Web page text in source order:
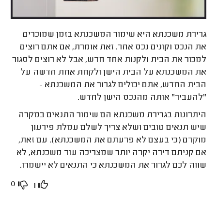
גרירת משכנתא היא שימור המשכנתא בזמן שמוכרים
את הנכס וקונים נכס אחר. זאת אומרת, אם אתם רוצים
למכור את הבית ולקנות אחד חדש, אבל לא רוצים לסגור
את המשכנתא על הבית הישן ולקחת אחת חדשה על
הבית החדש, אתם יכולים לגרור את המשכנתא -
"להעביר" אותה מהנכס הישן לחדש.
היתרונות בגרירת משכנתא הם שימור התנאים במקרה
שיש תנאים טובים ושלא צריך לשלם עמלת פירעון
מוקדם (כי בעצם לא פרעתם את המשכנתא). עם זאת,
אם קניתם דירה יקרה יותר שמצריכה עוד משכנתא, לא
שווה לכם לגרור את המשכנתא כי התנאים לא יישמרו.
1
0